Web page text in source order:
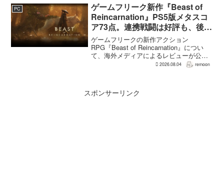
追加される12種類のユニークダンジョン
「忘れられた試...
PC
ゲームフリーク新作『Beast of
Reincarnation』PS5版メタスコ
ア73点。連携戦闘は好評も、後半
の“ボス再戦続き”には不満
ゲームフリークの新作アクション
RPG『Beast of Reincarnation』につい
て、海外メディアによるレビューが公開
された。PS5版のメタスコアは73。採点
2026.08.04 remoon
スポンサーリンク